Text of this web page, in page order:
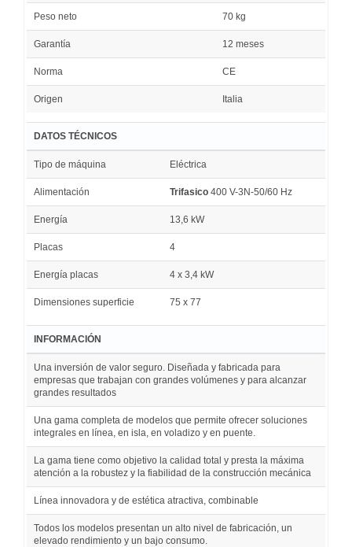
Peso neto 70 kg
Garantía 12 meses
Norma CE
Origen Italia
DATOS TÉCNICOS
Tipo de máquina Eléctrica
Alimentación Trifasico 400 V-3N-50/60 Hz
Energía 13,6 kW
Placas 4
Energía placas 4 x 3,4 kW
Dimensiones superficie 75 x 77
INFORMACIÓN
Una inversión de valor seguro. Diseñada y fabricada para
empresas que trabajan con grandes volúmenes y para alcanzar
grandes resultados
Una gama completa de modelos que permite ofrecer soluciones
integrales en línea, en isla, en voladizo y en puente.
La gama tiene como objetivo la calidad total y presta la máxima
atención a la robustez y la fiabilidad de la construcción mecánica
Línea innovadora y de estética atractiva, combinable
Todos los modelos presentan un alto nivel de fabricación, un
elevado rendimiento y un bajo consumo.